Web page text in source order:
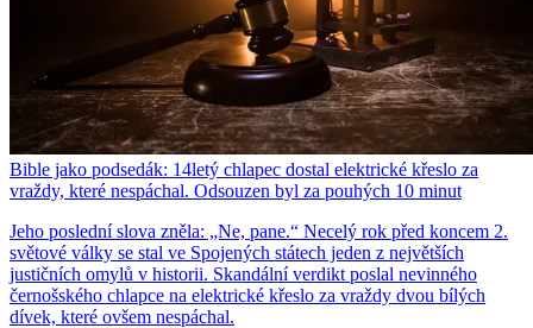
Bible jako podsedák: 14letý chlapec dostal elektrické křeslo za
vraždy, které nespáchal. Odsouzen byl za pouhých 10 minut
Jeho poslední slova zněla: „Ne, pane.“ Necelý rok před koncem 2.
světové války se stal ve Spojených státech jeden z největších
justičních omylů v historii. Skandální verdikt poslal nevinného
černošského chlapce na elektrické křeslo za vraždy dvou bílých
dívek, které ovšem nespáchal.